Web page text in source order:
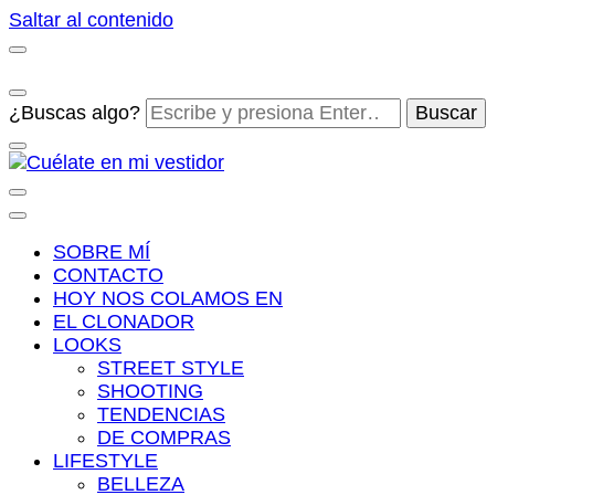
Saltar al contenido
¿Buscas algo?
Cuélate en mi vestidor
SOBRE MÍ
CONTACTO
HOY NOS COLAMOS EN
EL CLONADOR
LOOKS
STREET STYLE
SHOOTING
TENDENCIAS
DE COMPRAS
LIFESTYLE
BELLEZA